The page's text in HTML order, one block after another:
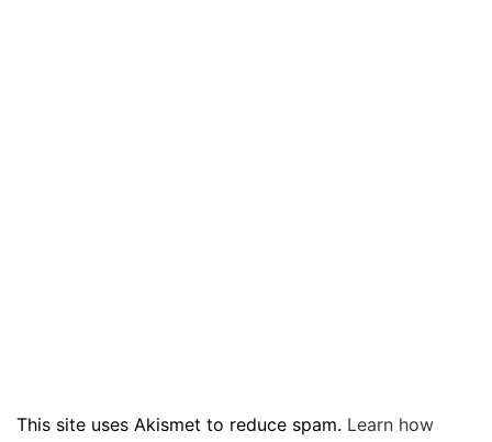
This site uses Akismet to reduce spam. Learn how